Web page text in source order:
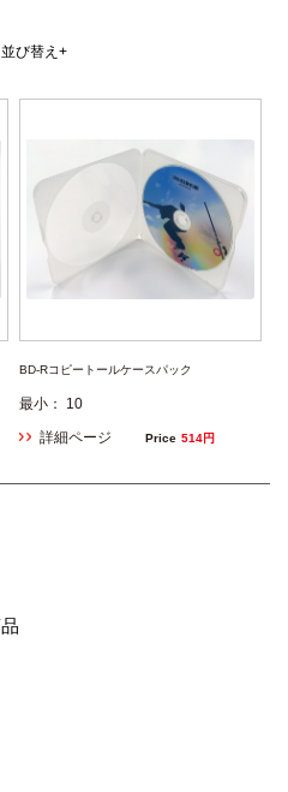
び替え+
BD-Rコピートールケースパック
最小： 10
詳細ページ
Price 514円